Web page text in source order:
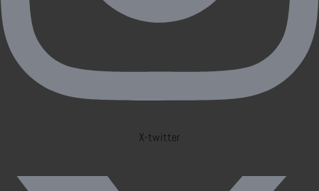
X-twitter